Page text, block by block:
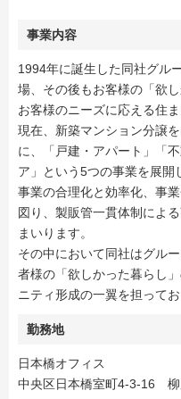
事業内容
1994年に誕生した同社グル
場、その後もお客様の「欲
お客様のニーズに応える住
現在、新築マンション分譲
に、「戸建・アパート」「
ア」という5つの事業を展開
事業の合理化と効率化、事
図り、製販管一貫体制によ
まいります。
その中において同社はグル
者様の「欲しかった暮らし
ニティ形成の一翼を担ってお
勤務地
日本橋オフィス
中央区日本橋室町4-3-16 柳